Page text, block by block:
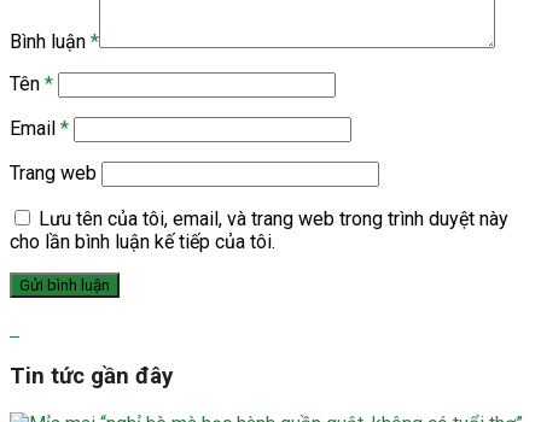
Bình luận *
Tên *
Email *
Trang web
Lưu tên của tôi, email, và trang web trong trình duyệt này
cho lần bình luận kế tiếp của tôi.
Tin tức gần đây